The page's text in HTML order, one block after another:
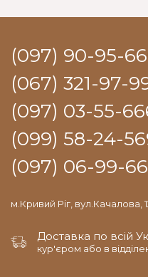
(097) 90-95-
(067) 321-97-
(097) 03-55-
(099) 58-24-
(097) 06-99-
м.Кривий Ріг, вул.Качалова,
Доставка по всій
кур'єром або в